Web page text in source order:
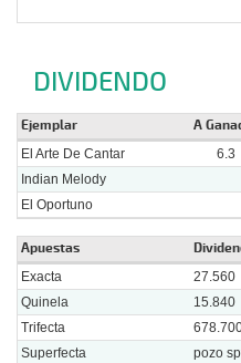
DIVIDENDO
Ejemplar A
El Arte De Cantar 6.3
Indian Melody
El Oportuno
Apuestas
Exacta
27.560
Quinela
15.840
Trifecta
Superfecta
pozo